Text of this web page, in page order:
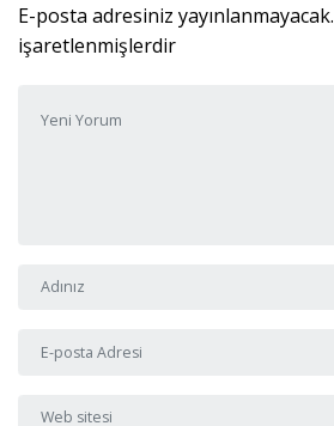
E-posta adresiniz yayınlanmayacak.
işaretlenmişlerdir
Adı ve Soyadı
E-posta Adresi
Web sitesi